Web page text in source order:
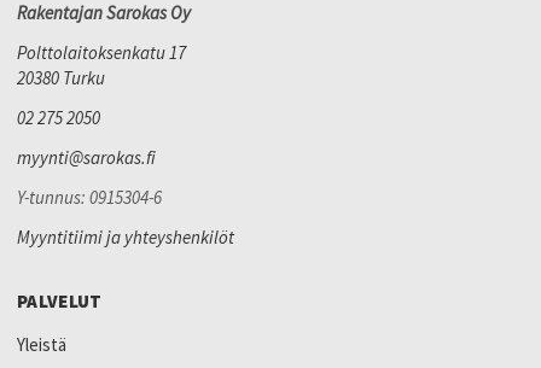
Rakentajan Sarokas Oy
Polttolaitoksenkatu 17
20380 Turku
02 275 2050
myynti@sarokas.fi
Y-tunnus: 0915304-6
Myyntitiimi ja yhteyshenkilöt
PALVELUT
Yleistä